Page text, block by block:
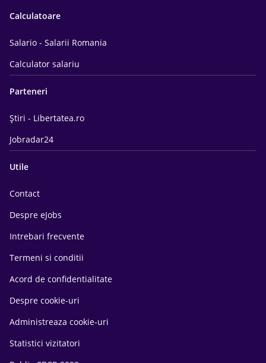
Calculatoare
Salario - Salarii Romania
Calculator salariu
Parteneri
Știri - Libertatea.ro
Jobradar24
Utile
Contact
Despre eJobs
Intrebari frecvente
Termeni si conditii
Acord de confidentialitate
Despre cookie-uri
Administreaza cookie-uri
Statistici vizitatori